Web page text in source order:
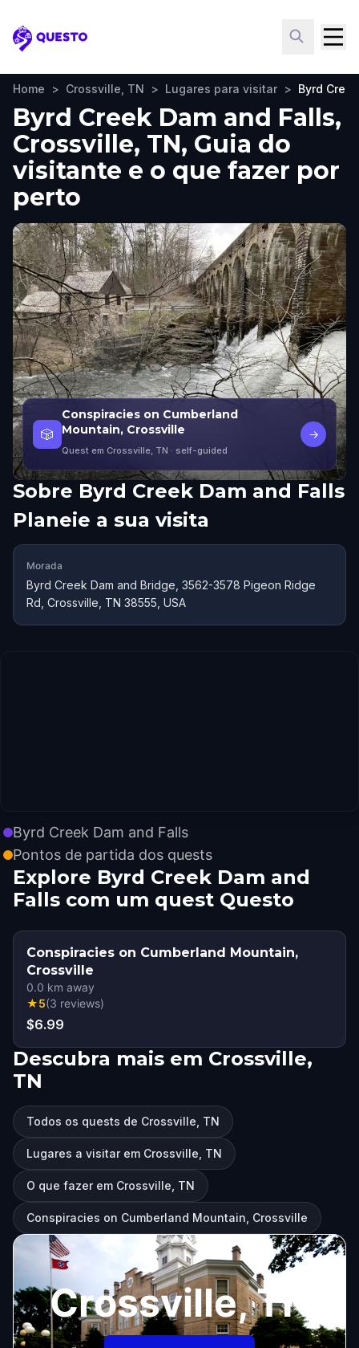
Questo
Home > Crossville, TN > Lugares para visitar > Byrd
Byrd Creek Dam and Falls,
Crossville, TN, Guia do
visitante e o que fazer por
perto
🎲
Conspiracies on Cumberland
Mountain, Crossville
Quest em Crossville, TN · self-guided
→
Sobre Byrd Creek Dam and Falls
Planeie a sua visita
Morada
Byrd Creek Dam and Bridge, 3562-3578 Pigeon Ridge
Rd, Crossville, TN 38555, USA
Byrd Creek Dam and Falls
Pontos de partida dos quests
Explore Byrd Creek Dam and
Falls com um quest Questo
Conspiracies on Cumberland Mountain,
Crossville
0.0 km away
★5(3 reviews)
$6.99
Descubra mais em Crossville,
TN
Todos os quests de Crossville, TN
Lugares a visitar em Crossville, TN
O que fazer em Crossville, TN
Conspiracies on Cumberland Mountain, Crossville
Crossville, TN